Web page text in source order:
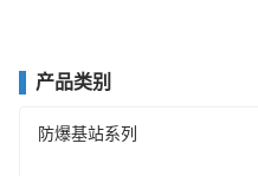
产品类别
防爆基站系列